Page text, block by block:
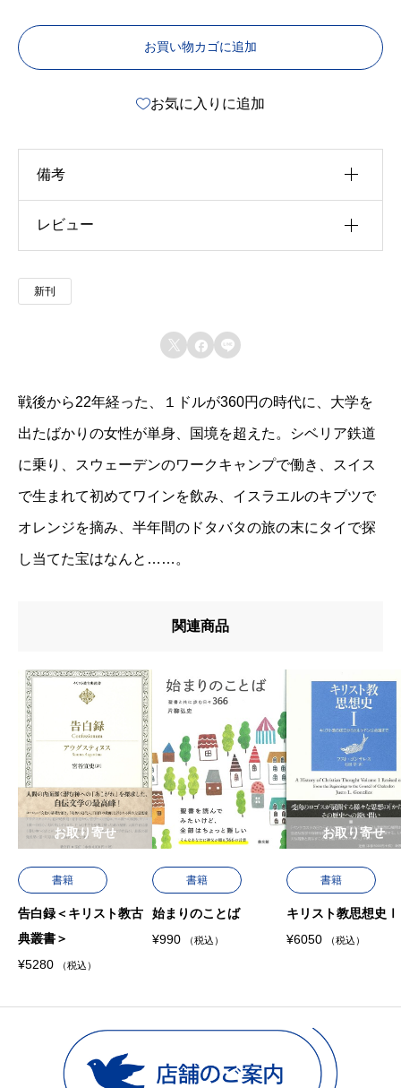
個
お買い物カゴに追加
お気に入りに追加
備考
u30b5u30a4u30ba
u51fau7248u793e
u642du8f09u6b4cu96c6
u8272
u8457u8005
レビュー
以前にこの商品を購入したことのあるログイン済
みのユーザーのみレビューを残すことができま
新刊
  
戦後から22年経った、１ドルが360円の時代に、大学を
出たばかりの女性が単身、国境を超えた。シベリア鉄道
に乗り、スウェーデンのワークキャンプで働き、スイス
で生まれて初めてワインを飲み、イスラエルのキブツで
オレンジを摘み、半年間のドタバタの旅の末にタイで探
し当てた宝はなんと……。
関連商品
書籍
告白録＜キリスト教古
典叢書＞
¥5280 （税込）
お取り寄せ
書籍
始まりのことば
¥990 （税込）
書籍
キリスト教思想史Ⅰ
¥6050 （税込）
お取り寄せ